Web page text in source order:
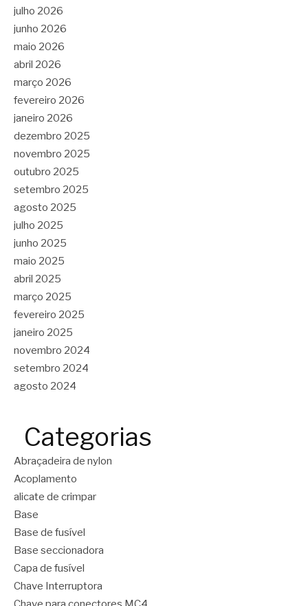
julho 2026
junho 2026
maio 2026
abril 2026
março 2026
fevereiro 2026
janeiro 2026
dezembro 2025
novembro 2025
outubro 2025
setembro 2025
agosto 2025
julho 2025
junho 2025
maio 2025
abril 2025
março 2025
fevereiro 2025
janeiro 2025
novembro 2024
setembro 2024
agosto 2024
Categorias
Abraçadeira de nylon
Acoplamento
alicate de crimpar
Base
Base de fusível
Base seccionadora
Capa de fusível
Chave Interruptora